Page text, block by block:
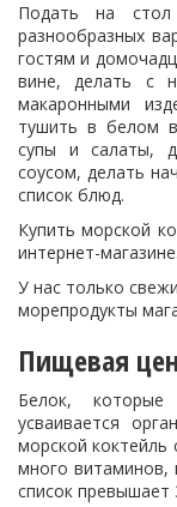
Подать на
разнообразных
гостям и
вине, делать с
макаронными
тушить в белом
супы и салаты,
соусом, делать
список блюд.
Купить морской
интернет-магазине.
У нас только
морепродукты
Пищевая
Белок, которые
усваивается
морской коктейль
много
список превышает